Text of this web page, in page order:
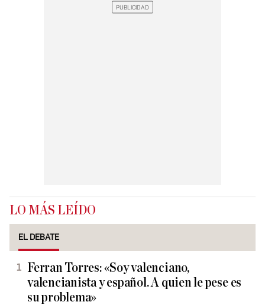
LO MÁS LEÍDO
EL DEBATE
Ferran Torres: «Soy valenciano,
valencianista y español. A quien le pese es
su problema»